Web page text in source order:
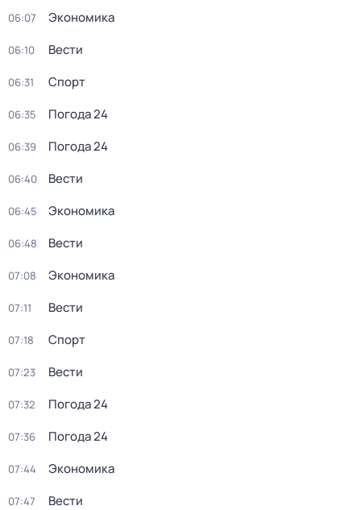
06:07 Экономика
06:10 Вести
06:31 Спорт
06:35 Погода 24
06:39 Погода 24
06:40 Вести
06:45 Экономика
06:48 Вести
07:08 Экономика
07:11 Вести
07:18 Спорт
07:23 Вести
07:32 Погода 24
07:36 Погода 24
07:44 Экономика
07:47 Вести